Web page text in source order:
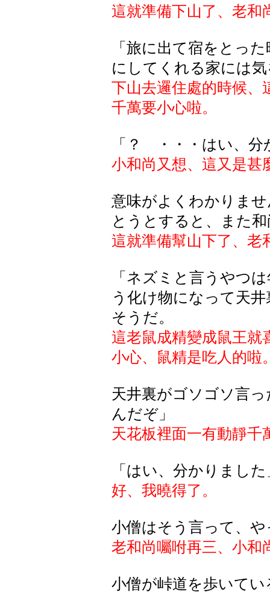
這就準備下山了、老和
「旅に出て宿をとっ
にしてくれる家には
下山去邏住處的時候、
千萬要小心啦。
「？ ・・・はい、分
小和尚又想、這又是甚
意味がよくわかりま
とうとすると、また
這就準備幫山下了、老
「ネズミと言うやつ
う化け物になって天
そうだ。
這老鼠成精變成鼠王就
小心、鼠精是吃人的啦
天井裏がゴソゴソ言
んだぞ」
天花板裡面一有動靜千
「はい、分かりました
好、我曉得了。
小僧はそう言って、
老和尚囑咐再三、小和
小僧が峠道を歩いて